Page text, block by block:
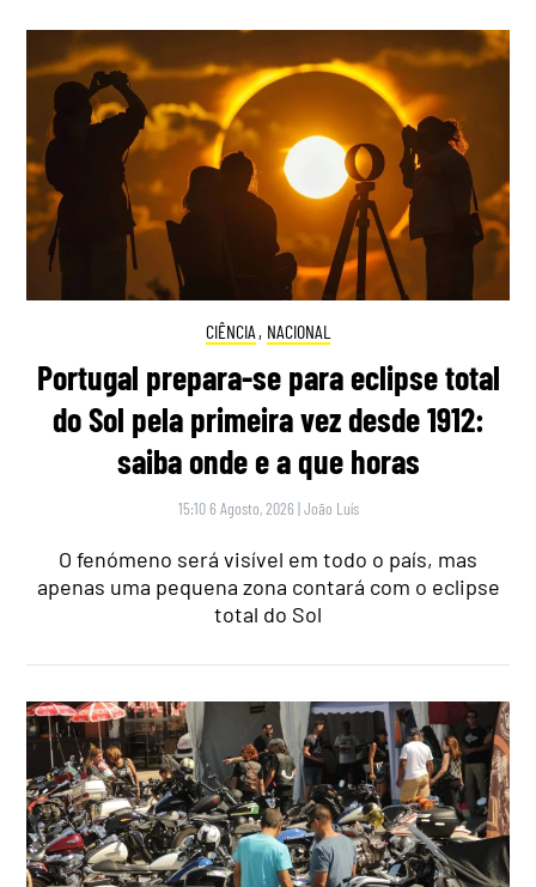
CIÊNCIA , NACIONAL
Portugal prepara-se para eclipse total
do Sol pela primeira vez desde 1912:
saiba onde e a que horas
15:10 6 Agosto, 2026 |João Luís
O fenómeno será visível em todo o país, mas
apenas uma pequena zona contará com o eclipse
total do Sol